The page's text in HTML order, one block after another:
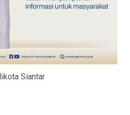
Siantar